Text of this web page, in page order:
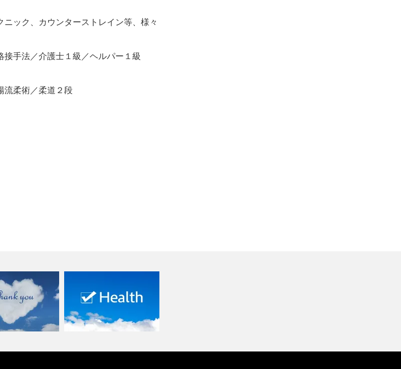
ック、カウンターストレイン等、様々
手法／介護士１級／ヘルパー１級
流柔術／柔道２段